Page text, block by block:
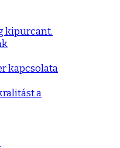
kipurcant.
kapcsolata
a